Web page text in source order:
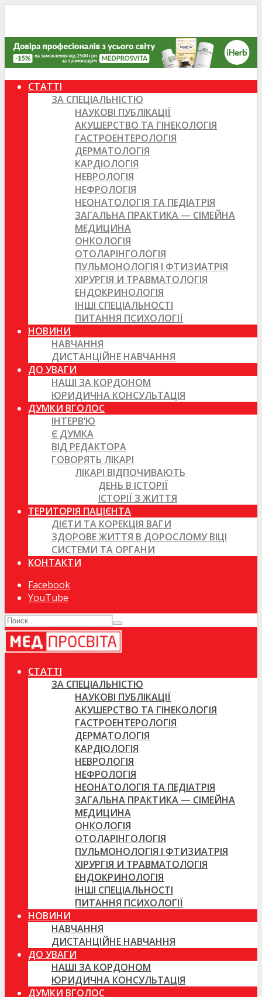
СТАТТІ
ЗА СПЕЦІАЛЬНІСТЮ
НАУКОВІ ПУБЛІКАЦІЇ
АКУШЕРСТВО ТА ГІНЕКОЛОГІЯ
ГАСТРОЕНТЕРОЛОГІЯ
ДЕРМАТОЛОГІЯ
КАРДІОЛОГІЯ
НЕВРОЛОГІЯ
НЕФРОЛОГІЯ
НЕОНАТОЛОГІЯ ТА ПЕДІАТРІЯ
ЗАГАЛЬНА ПРАКТИКА — СІМЕЙНА
МЕДИЦИНА
ОНКОЛОГІЯ
ОТОЛАРІНГОЛОГІЯ
ПУЛЬМОНОЛОГІЯ І ФТИЗИАТРІЯ
ХІРУРГІЯ И ТРАВМАТОЛОГІЯ
ЕНДОКРИНОЛОГІЯ
ІНШІ СПЕЦІАЛЬНОСТІ
ПИТАННЯ ПСИХОЛОГІЇ
НОВИНИ
НАВЧАННЯ
ДИСТАНЦІЙНЕ НАВЧАННЯ
ДО УВАГИ
НАШІ ЗА КОРДОНОМ
ЮРИДИЧНА КОНСУЛЬТАЦІЯ
ДУМКИ ВГОЛОС
ІНТЕРВ’Ю
Є ДУМКА
ВІД РЕДАКТОРА
ГОВОРЯТЬ ЛІКАРІ
ЛІКАРІ ВІДПОЧИВАЮТЬ
ДЕНЬ В ІСТОРІЇ
ІСТОРІЇ З ЖИТТЯ
ТЕРИТОРІЯ ПАЦІЄНТА
ДІЄТИ ТА КОРЕКЦІЯ ВАГИ
ЗДОРОВЕ ЖИТТЯ В ДОРОСЛОМУ ВІЦІ
СИСТЕМИ ТА ОРГАНИ
КОНТАКТИ
Facebook
YouTube
СТАТТІ
ЗА СПЕЦІАЛЬНІСТЮ
НАУКОВІ ПУБЛІКАЦІЇ
АКУШЕРСТВО ТА ГІНЕКОЛОГІЯ
ГАСТРОЕНТЕРОЛОГІЯ
ДЕРМАТОЛОГІЯ
КАРДІОЛОГІЯ
НЕВРОЛОГІЯ
НЕФРОЛОГІЯ
НЕОНАТОЛОГІЯ ТА ПЕДІАТРІЯ
ЗАГАЛЬНА ПРАКТИКА — СІМЕЙНА
МЕДИЦИНА
ОНКОЛОГІЯ
ОТОЛАРІНГОЛОГІЯ
ПУЛЬМОНОЛОГІЯ І ФТИЗИАТРІЯ
ХІРУРГІЯ И ТРАВМАТОЛОГІЯ
ЕНДОКРИНОЛОГІЯ
ІНШІ СПЕЦІАЛЬНОСТІ
ПИТАННЯ ПСИХОЛОГІЇ
НОВИНИ
НАВЧАННЯ
ДИСТАНЦІЙНЕ НАВЧАННЯ
ДО УВАГИ
НАШІ ЗА КОРДОНОМ
ЮРИДИЧНА КОНСУЛЬТАЦІЯ
ДУМКИ ВГОЛОС